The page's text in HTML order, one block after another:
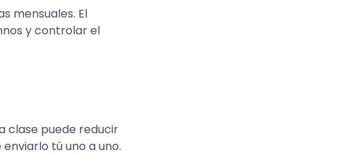
mensuales. El
y controlar el
clase puede reducir
tú uno a uno.